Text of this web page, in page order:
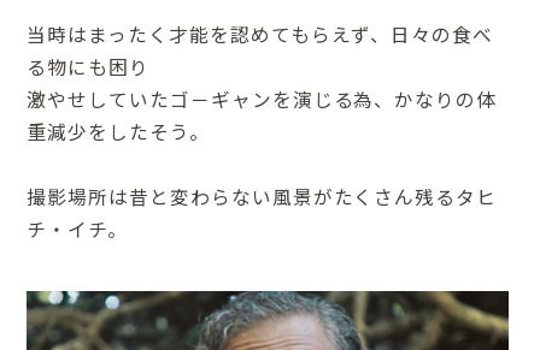
当時はまったく才能を認めてもらえず、日々の食べ
る物にも困り
激やせしていたゴ－ギャンを演じる為、かなりの体
重減少をしたそう。
撮影場所は昔と変わらない風景がたくさん残るタヒ
チ・イチ。